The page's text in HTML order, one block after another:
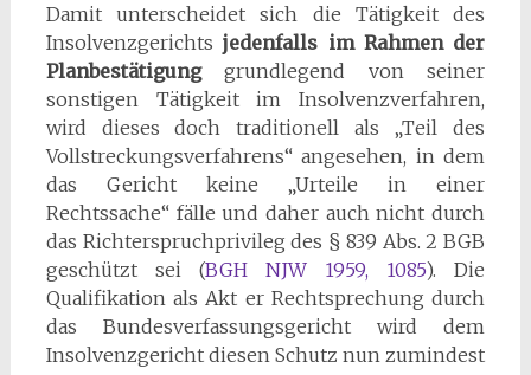
Damit unterscheidet sich die Tätigkeit des
Insolvenzgerichtsjedenfalls im Rahmen der
Planbestätigunggrundlegend von seiner
sonstigen Tätigkeit im Insolvenzverfahren,
wird dieses doch traditionell als „Teil des
Vollstreckungsverfahrens“ angesehen, in dem
das Gericht keine „Urteile in einer
Rechtssache“ fälle und daher auch nicht durch
das Richterspruchprivileg des § 839 Abs. 2 BGB
geschützt sei (BGH NJW 1959, 1085). Die
Qualifikation als Akt er Rechtsprechung durch
das Bundesverfassungsgericht wird dem
Insolvenzgericht diesen Schutz nun zumindest